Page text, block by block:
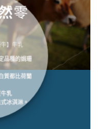
零
】牛乳
品種的娟珊
質都比荷蘭
乳
冰淇淋。